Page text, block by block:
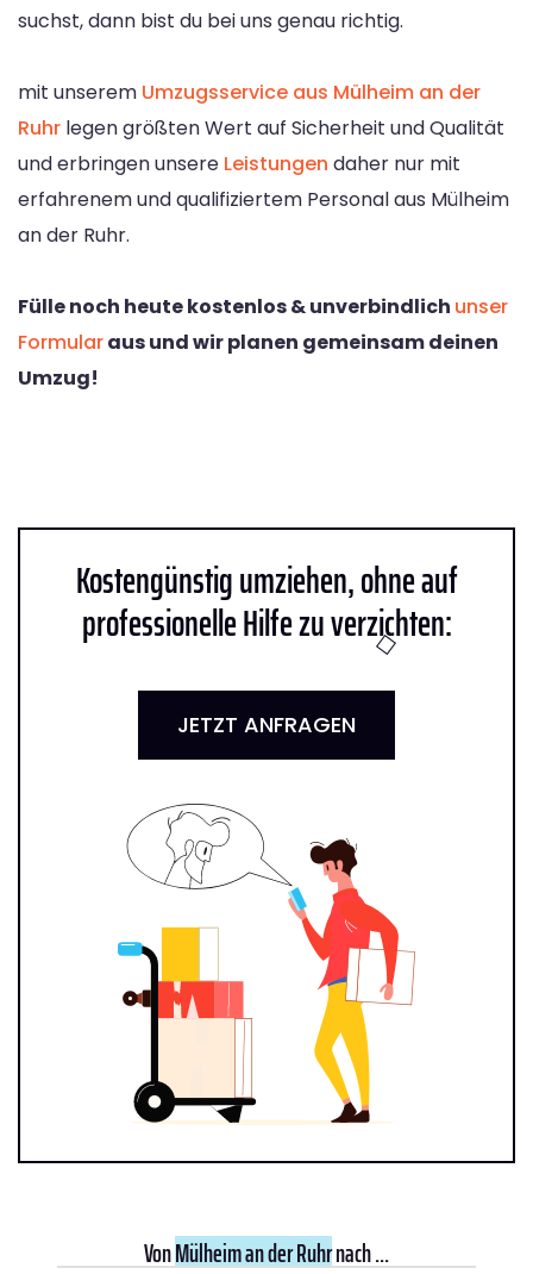
suchst, dann bist du bei uns genau richtig.
mit unserem Umzugsservice aus Mülheim an der
Ruhr legen größten Wert auf Sicherheit und Qualität
und erbringen unsere Leistungen daher nur mit
erfahrenem und qualifiziertem Personal aus Mülheim
an der Ruhr.
Fülle noch heute kostenlos & unverbindlich unser
Formularaus und wir planen gemeinsam deinen
Umzug!
Kostengünstig umziehen, ohne auf
professionelle Hilfe zu verzichten:
JETZT ANFRAGEN
VonMülheim an der Ruhrnach ...